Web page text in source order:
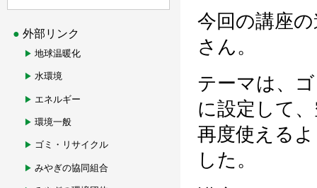
外部リンク
地球温暖化
水環境
エネルギー
環境一般
ゴミ・リサイクル
みやぎの協同組合
今回の講座
さん。
テーマは、
に設定して
再度使える
した。